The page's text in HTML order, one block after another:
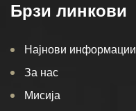
Брзи линкови
Најнови информации
За нас
Мисија